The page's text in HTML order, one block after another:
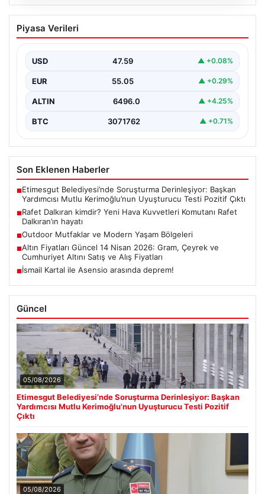
Rafet Dalkıran kimdir? Yeni Hava
Kuvvetleri Komutanı Rafet Dalkıran’ın
Piyasa Verileri
USD 47.59 ▲ +0.08%
EUR 55.05 ▲ +0.29%
ALTIN 6496.0 ▲ +4.25%
BTC 3071762 ▲ +0.71%
Son Eklenen Haberler
■Etimesgut Belediyesi’nde Soruşturma Derinleşiyor: Başkan
Yardımcısı Mutlu Kerimoğlu’nun Uyuşturucu Testi Pozitif Çıktı
■Rafet Dalkıran kimdir? Yeni Hava Kuvvetleri Komutanı Rafet
Dalkıran’ın hayatı
■Outdoor Mutfaklar ve Modern Yaşam Bölgeleri
■Altın Fiyatları Güncel 14 Nisan 2026: Gram, Çeyrek ve
Cumhuriyet Altını Satış ve Alış Fiyatları
■İsmail Kartal ile Asensio arasında deprem!
Güncel
05/08/2026
Etimesgut Belediyesi’nde Soruşturma Derinleşiyor: Başkan
Yardımcısı Mutlu Kerimoğlu’nun Uyuşturucu Testi Pozitif
Çıktı
05/08/2026